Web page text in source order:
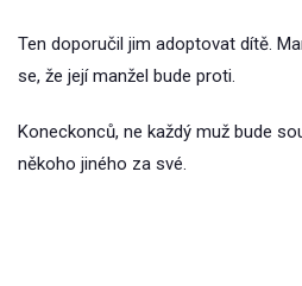
Ten doporučil jim adoptovat dítě.
se, že její manžel bude proti.
Koneckonců, ne každý muž bude
někoho jiného za své.